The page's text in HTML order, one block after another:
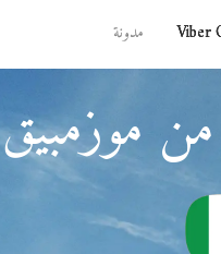
Viber مدونة
من موزمبيق